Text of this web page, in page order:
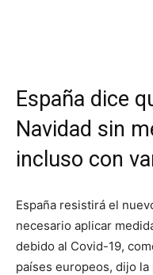
España dice
Navidad sin
incluso con
España resistirá el
necesario aplicar
debido al Covid-19,
países europeos, dijo